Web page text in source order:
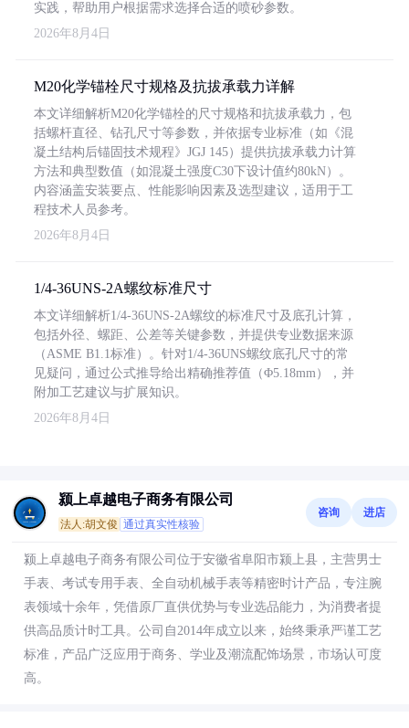
实践，帮助用户根据需求选择合适的喷砂参数。
2026年8月4日
M20化学锚栓尺寸规格及抗拔承载力详解
本文详细解析M20化学锚栓的尺寸规格和抗拔承载力，包
括螺杆直径、钻孔尺寸等参数，并依据专业标准（如《混
凝土结构后锚固技术规程》JGJ 145）提供抗拔承载力计算
方法和典型数值（如混凝土强度C30下设计值约80kN）。
内容涵盖安装要点、性能影响因素及选型建议，适用于工
程技术人员参考。
2026年8月4日
1/4-36UNS-2A螺纹标准尺寸
本文详细解析1/4-36UNS-2A螺纹的标准尺寸及底孔计算，
包括外径、螺距、公差等关键参数，并提供专业数据来源
（ASME B1.1标准）。针对1/4-36UNS螺纹底孔尺寸的常
见疑问，通过公式推导给出精确推荐值（Φ5.18mm），并
附加工艺建议与扩展知识。
2026年8月4日
颍上卓越电子商务有限公司
法人:胡文俊 通过真实性核验
咨询 进店
颍上卓越电子商务有限公司位于安徽省阜阳市颍上县，主营男士
手表、考试专用手表、全自动机械手表等精密时计产品，专注腕
表领域十余年，凭借原厂直供优势与专业选品能力，为消费者提
供高品质计时工具。公司自2014年成立以来，始终秉承严谨工艺
标准，产品广泛应用于商务、学业及潮流配饰场景，市场认可度
高。